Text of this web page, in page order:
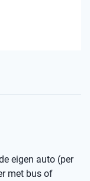
eigen auto (per
met bus of